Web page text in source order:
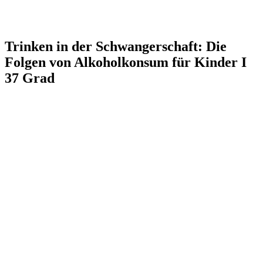
Trinken in der Schwangerschaft: Die
Folgen von Alkoholkonsum für Kinder I
37 Grad